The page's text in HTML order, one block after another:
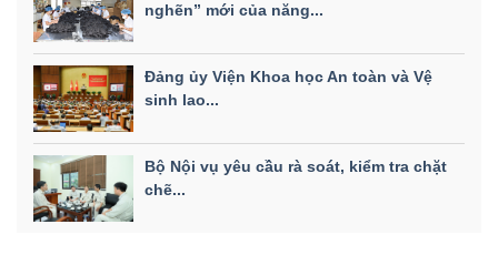
nghẽn” mới của năng...
Đảng ủy Viện Khoa học An toàn và Vệ
sinh lao...
Bộ Nội vụ yêu cầu rà soát, kiểm tra chặt
chẽ...